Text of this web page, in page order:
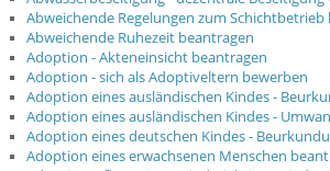
Abweichende Regelungen zum Schichtbetrieb
Abweichende Ruhezeit beantragen
Adoption - Akteneinsicht beantragen
Adoption - sich als Adoptiveltern bewerben
Adoption eines ausländischen Kindes -
Adoption eines ausländischen Kindes -
Adoption eines deutschen Kindes -
Adoption eines erwachsenen Menschen